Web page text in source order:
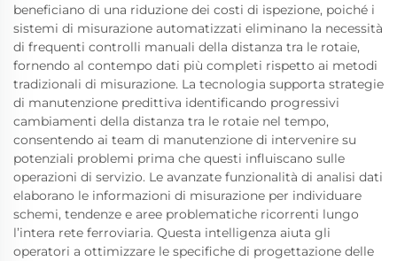
beneficiano di una riduzione dei costi di ispezione, poiché i
sistemi di misurazione automatizzati eliminano la necessità
di frequenti controlli manuali della distanza tra le rotaie,
fornendo al contempo dati più completi rispetto ai metodi
tradizionali di misurazione. La tecnologia supporta strategie
di manutenzione predittiva identificando progressivi
cambiamenti della distanza tra le rotaie nel tempo,
consentendo ai team di manutenzione di intervenire su
potenziali problemi prima che questi influiscano sulle
operazioni di servizio. Le avanzate funzionalità di analisi dati
elaborano le informazioni di misurazione per individuare
schemi, tendenze e aree problematiche ricorrenti lungo
l’intera rete ferroviaria. Questa intelligenza aiuta gli
operatori a ottimizzare le specifiche di progettazione delle